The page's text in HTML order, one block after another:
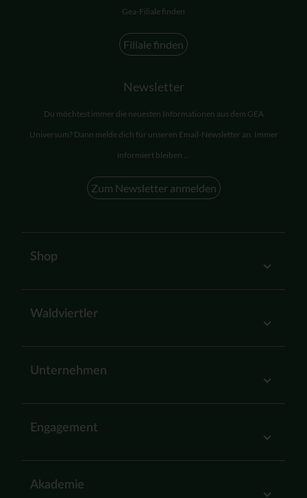
Gea-Filiale finden
Filiale finden
Newsletter
Du möchtest immer die neuesten Informationen aus dem GEA
Universum? Dann melde dich für unseren Email-Newsletter an. Immer
informiert bleiben ...
Zum Newsletter anmelden
Shop
Waldviertler
Unternehmen
Engagement
Akademie